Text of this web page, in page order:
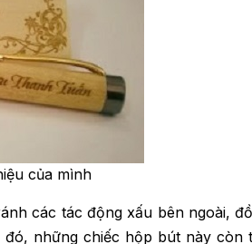
của mình
các tác động xấu bên ngoài,
những chiếc hộp bút này còn